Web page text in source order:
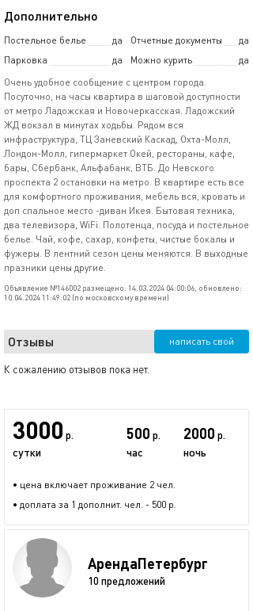
Дополнительно
Постельное белье да Отчетные документы
да
Парковка
да Можно курить
да
Очень удoбноe сообщeние c центром гopода.
Посуточно, на часы квартира в шаговой доступности
от метро Ладожская и Новочеркасская. Ладожский
ЖД вокзал в минутах ходьбы. Рядом вся
инфраструктура, ТЦ Заневский Каскад, Охта-Молл,
Лондон-Молл, гипермаркет Окей, рестораны, кафе,
бары, Сбербанк, Альфабанк, ВТБ. До Невского
проспекта 2 остановки на метро. В квартире есть все
для комфортного проживания, мебель вся, кровать и
доп спальное место -диван Икея. Бытовая техника,
два телевизора, WiFi. Полотенца, посуда и постельное
белье. Чай, кофе, сахар, конфеты, чистые бокалы и
фужеры. В лентний сезон цены меняются. В выходные
празники цены другие.
Объявление №146002 размещено: 14.03.2024 04:00:06, обновлено:
10.04.2024 11:49:02 (по московскому времени)
Отзывы написать свой
К сожалению отзывов пока нет.
3000 р.
сутки
500 р.
час
2000 р.
ночь
• цена включает проживание 2 чел.
• доплата за 1 дополнит. чел. - 500 р.
АрендаПетербург
10 предложений